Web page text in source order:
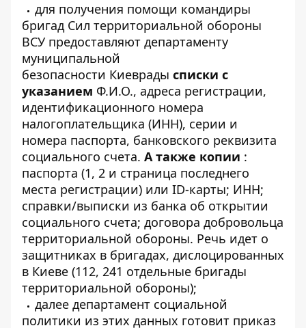
для получения помощи командиры
бригад Сил территориальной обороны
ВСУ предоставляют департаменту
муниципальной
безопасности Киеврады списки с
указанием Ф.И.О., адреса регистрации,
идентификационного номера
налогоплательщика (ИНН), серии и
номера паспорта, банковского реквизита
социального счета. А также копии :
паспорта (1, 2 и страница последнего
места регистрации) или ID-карты; ИНН;
справки/выписки из банка об открытии
социального счета; договора добровольца
территориальной обороны. Речь идет о
защитниках в бригадах, дислоцированных
в Киеве (112, 241 отдельные бригады
территориальной обороны);
далее департамент социальной
политики из этих данных готовит приказ